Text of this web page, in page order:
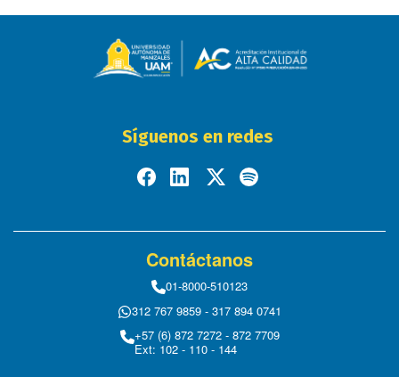
Síguenos en redes
Contáctanos
01-8000-510123
312 767 9859 - 317 894 0741
+57 (6) 872 7272 - 872 7709
Ext: 102 - 110 - 144